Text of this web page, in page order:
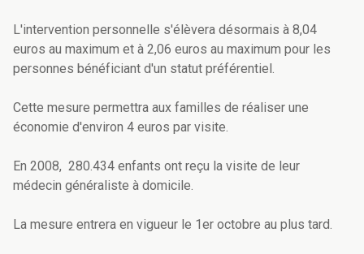
L'intervention personnelle s'élèvera désormais à 8,04
euros au maximum et à 2,06 euros au maximum pour les
personnes bénéficiant d'un statut préférentiel.
Cette mesure permettra aux familles de réaliser une
économie d'environ 4 euros par visite.
En 2008, 280.434 enfants ont reçu la visite de leur
médecin généraliste à domicile.
La mesure entrera en vigueur le 1er octobre au plus tard.